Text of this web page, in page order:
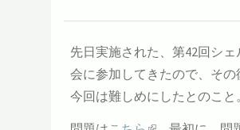
先日実施された、第42回シェ
会に参加してきたので、その
今回は難しめにしたとのこと。